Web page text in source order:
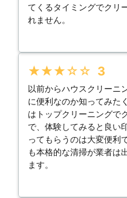
てくるタイミングでクリ
れません。
★★★★★ 3
以前からハウスクリーニ
に便利なのか知ってみた
はトップクリーニングで
で、体験してみると良い
ってもらうのは大変便利
も本格的な清掃が業者は
ます。